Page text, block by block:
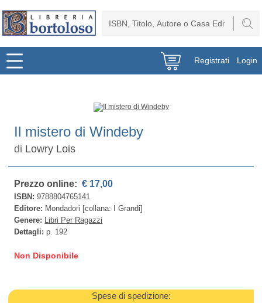
Registrati Login
Il mistero di Windeby
di Lowry Lois
Prezzo online: € 17,00
ISBN:9788804765141
Editore: Mondadori [collana: I Grandi]
Genere: Libri Per Ragazzi
Dettagli:p. 192
Non Disponibile
Spese di spedizione: